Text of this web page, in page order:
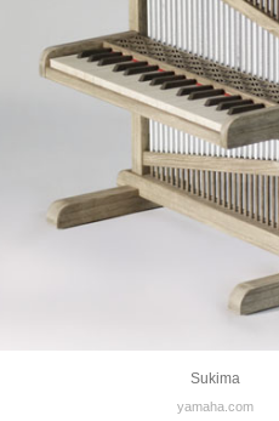
Sukima
yamaha.com